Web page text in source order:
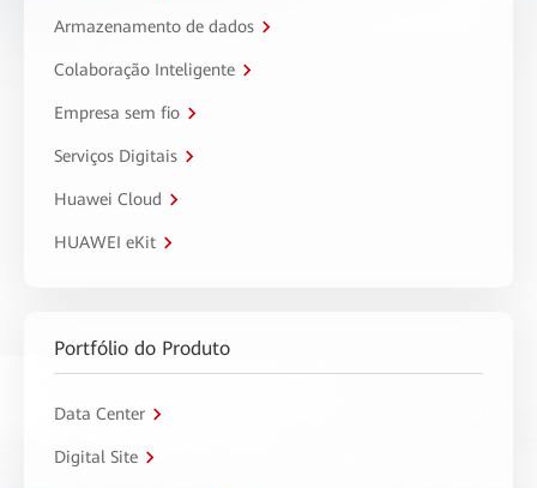
Armazenamento de dados
Colaboração Inteligente
Empresa sem fio
Serviços Digitais
Huawei Cloud
HUAWEI eKit
Portfólio do Produto
Data Center
Digital Site